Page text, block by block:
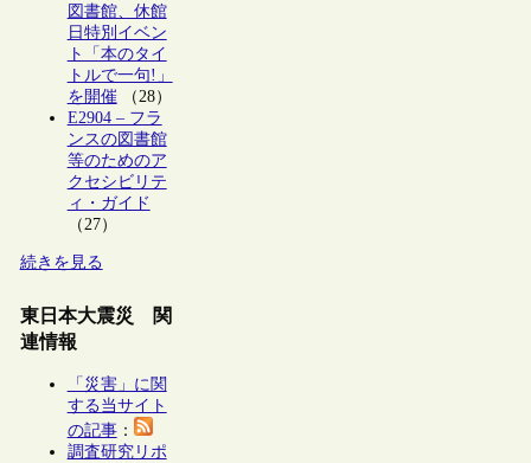
図書館、休館
日特別イベン
ト「本のタイ
トルで一句!」
を開催（28）
E2904 – フラ
ンスの図書館
等のためのア
クセシビリテ
ィ・ガイド
（27）
続きを見る
東日本大震災 関
連情報
「災害」に関
する当サイト
の記事：
調査研究リポ